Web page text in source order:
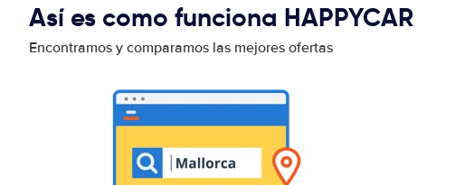
Así es como funciona HAPPYCAR
Encontramos y comparamos las mejores ofertas